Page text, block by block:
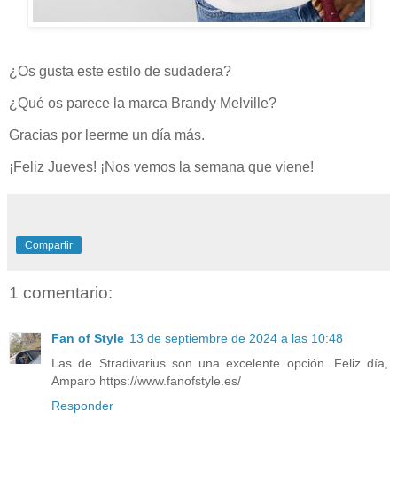
¿Os gusta este estilo de sudadera?
¿Qué os parece la marca Brandy Melville?
Gracias por leerme un día más.
¡Feliz Jueves! ¡Nos vemos la semana que viene!
Compartir
1 comentario:
Fan of Style 13 de septiembre de 2024 a las 10:48
Las de Stradivarius son una excelente opción. Feliz día,
Amparo https://www.fanofstyle.es/
Responder